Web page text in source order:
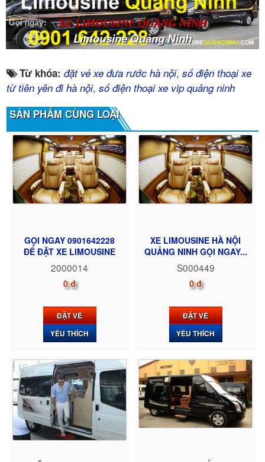
XE LIMOUSINE QUẢNG NINH
Limousine Quảng Ninh
Từ khóa: đặt vé xe đưa rước hà nội, số điện thoại xe
từ tiên yên đi hà nội, số điện thoại xe vip quảng ninh
SẢN PHẨM CÙNG LOẠI
GỌI NGAY 0901642228
ĐỂ ĐẶT XE LIMOUSINE
2000014
0 đ
ĐẶT VÉ
YÊU THÍCH
XE LIMOUSINE HÀ NỘI
QUẢNG NINH GỌI NGAY...
S000449
0 đ
ĐẶT VÉ
YÊU THÍCH